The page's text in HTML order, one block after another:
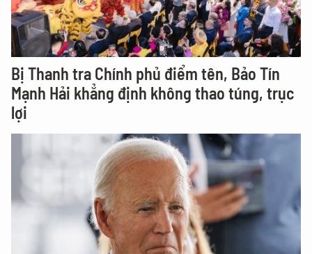
Bị Thanh tra Chính phủ điểm tên, Bảo Tín
Mạnh Hải khẳng định không thao túng, trục
lợi